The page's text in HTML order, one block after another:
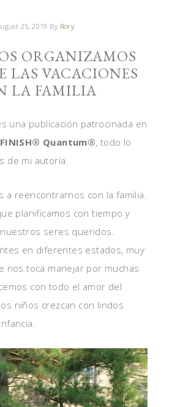
25, 2019 By Rory
ORGANIZAMOS
LAS VACACIONES
LA FAMILIA
una publicación patrocinada en
FINISH® Quantum®, todo lo
de mi autoría.
a reencontrarnos con la familia.
planificamos con tiempo y
seres queridos.
en diferentes estados, muy
nos toca manejar por muchas
con todo el amor del
niños crezcan con lindos